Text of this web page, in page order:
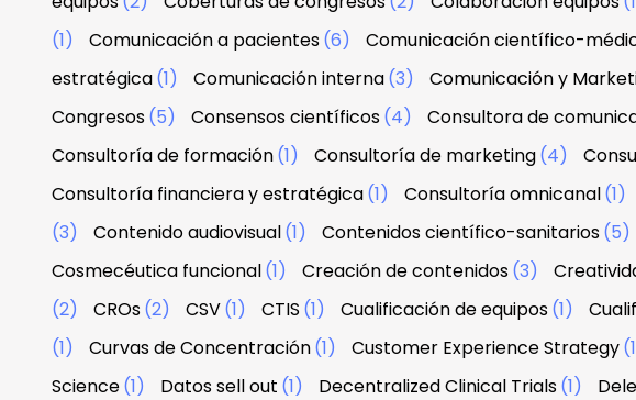
(1)
Comunicación a pacientes(6) Comunicación científico-
estratégica(1) Comunicación interna(3) Comunicación y
Congresos(5) Consensos científicos(4) Consultora de
Consultoría de formación(1) Consultoría de marketing(4)
Consultoría financiera y estratégica(1) Consultoría omnicanal(1)
(3)
Contenido audiovisual(1) Contenidos científico-sanitarios(5)
Cosmecéutica funcional(1) Creación de contenidos(3)
(2)
CROs(2) CSV(1) CTIS (1) Cualificación de equipos(1)
(1)
Curvas de Concentración(1) Customer Experience Strategy
Science(1) Datos sell out (1) Decentralized Clinical Trials(1)